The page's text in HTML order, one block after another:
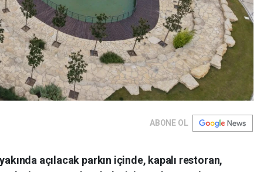
ABONE OL
açılacak parkın içinde, kapalı restoran,